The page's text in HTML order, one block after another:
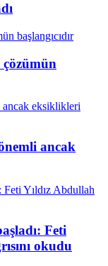
ancak
Feti
okudu